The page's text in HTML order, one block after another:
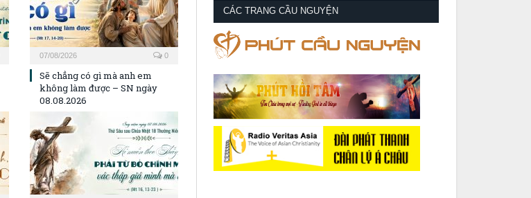
07/08/2026 0
Sẽ chẳng có gì mà anh em
không làm được – SN ngày
08.08.2026
CÁC TRANG CẦU NGUYỆN